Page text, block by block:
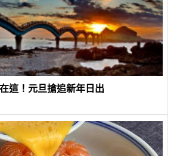
這！元旦搶追新年日出